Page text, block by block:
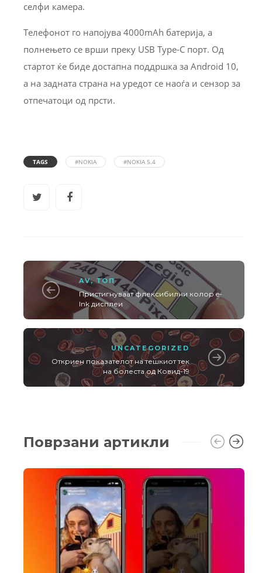
селфи камера.
Телефонот го напојува 4000mAh батерија, а
полнењето се врши преку USB Type-C порт. Од
стартот ќе биде достапна поддршка за Android 10,
а на задната страна на уредот се наоѓа и сензор за
отпечатоци од прсти.
TAGS #NOKIA #NOKIA 5.4
AV,ТОП
Пристигнуваат флексибилни колор e-
Ink дисплеи
UNCATEGORIZED
Откриен показателот на тешкиот тек
на болеста од Ковид-19
Поврзани артикли